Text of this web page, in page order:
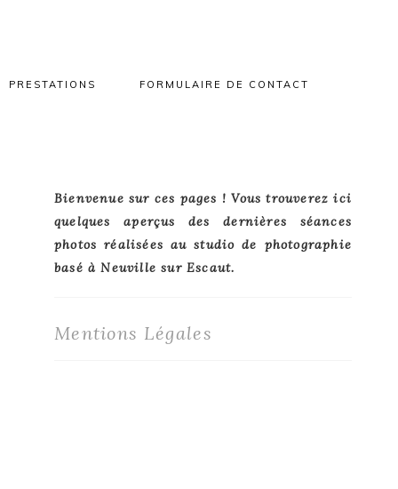
PRESTATIONS FORMULAIRE DE CONTACT
Primary
Sidebar
Bienvenue sur ces pages ! Vous trouverez ici
quelques aperçus des dernières séances
photos réalisées au studio de photographie
basé à Neuville sur Escaut.
Mentions Légales